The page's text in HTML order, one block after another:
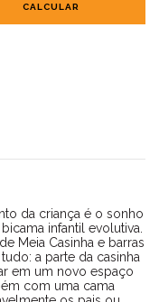
CALCULAR
da criança é o sonho
infantil evolutiva.
Meia Casinha e barras
a parte da casinha
em um novo espaço
com uma cama